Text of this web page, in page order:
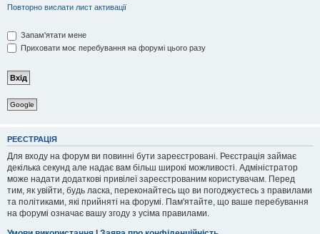
Повторно вислати лист активації
Запам'ятати мене
Приховати моє перебування на форумі цього разу
Google
РЕЄСТРАЦІЯ
Для входу на форум ви повинні бути зареєстровані. Реєстрація займає
декілька секунд але надає вам більш широкі можливості. Адміністратор
може надати додаткові привілеї зареєстрованим користувачам. Перед
тим, як увійти, будь ласка, переконайтесь що ви погоджуєтесь з правилами
та політиками, які прийняті на форумі. Пам'ятайте, що ваше перебування
на форумі означає вашу згоду з усіма правилами.